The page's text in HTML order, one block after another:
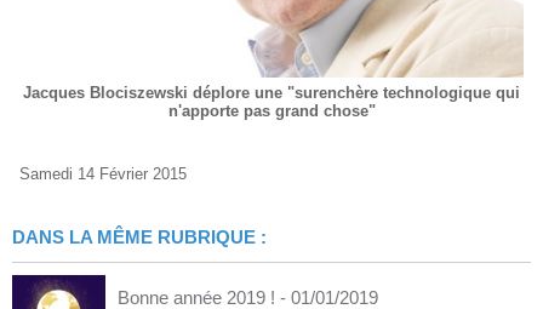
Jacques Blociszewski déplore une "surenchère technologique qui
n'apporte pas grand chose"
Samedi 14 Février 2015
DANS LA MÊME RUBRIQUE :
Bonne année 2019 ! - 01/01/2019